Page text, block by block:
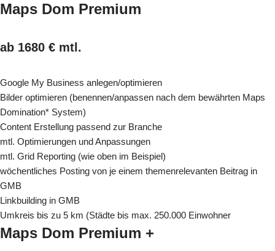
Maps Dom Premium
ab 1680 € mtl.
Google My Business anlegen/optimieren
Bilder optimieren (benennen/anpassen nach dem bewährten Maps
Domination* System)
Content Erstellung passend zur Branche
mtl. Optimierungen und Anpassungen
mtl. Grid Reporting (wie oben im Beispiel)
wöchentliches Posting von je einem themenrelevanten Beitrag in
GMB
Linkbuilding in GMB
Umkreis bis zu 5 km (Städte bis max. 250.000 Einwohner
Maps Dom Premium +